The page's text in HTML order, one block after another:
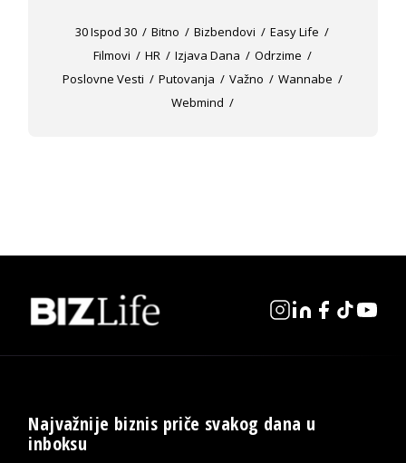
30 Ispod 30 Bitno Bizbendovi
Easy Life
Filmovi
HR Izjava Dana
Odrzime
Poslovne Vesti
Putovanja Važno
Wannabe
Webmind
Najvažnije biznis priče svakog dana u
inboksu